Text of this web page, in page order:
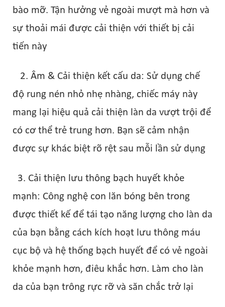
bào mỡ. Tận hưởng vẻ ngoài mượt mà hơn và
sự thoải mái được cải thiện với thiết bị cải
tiến này
2. Âm & Cải thiện kết cấu da: Sử dụng chế
độ rung nén nhỏ nhẹ nhàng, chiếc máy này
mang lại hiệu quả cải thiện làn da vượt trội để
có cơ thể trẻ trung hơn. Bạn sẽ cảm nhận
được sự khác biệt rõ rệt sau mỗi lần sử dụng
3. Cải thiện lưu thông bạch huyết khỏe
mạnh: Công nghệ con lăn bóng bên trong
được thiết kế để tái tạo năng lượng cho làn da
của bạn bằng cách kích hoạt lưu thông máu
cục bộ và hệ thống bạch huyết để có vẻ ngoài
khỏe mạnh hơn, điêu khắc hơn. Làm cho làn
da của bạn trông rực rỡ và săn chắc trở lại